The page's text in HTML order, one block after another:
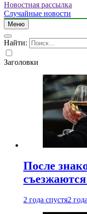
Новостная рассылка
Случайные новости
Меню
Найти:
Заголовки
После
2 года спустя2